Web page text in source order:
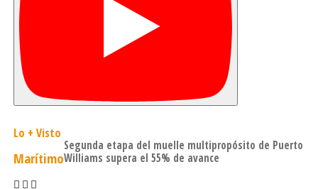
Lo + Visto
Marítimo
Segunda etapa del muelle multipropósito de Puerto
Williams supera el 55% de avance